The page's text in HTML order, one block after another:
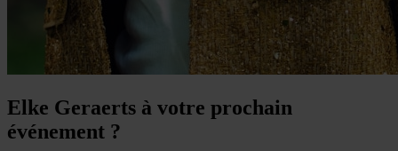
Elke Geraerts à votre prochain
événement ?